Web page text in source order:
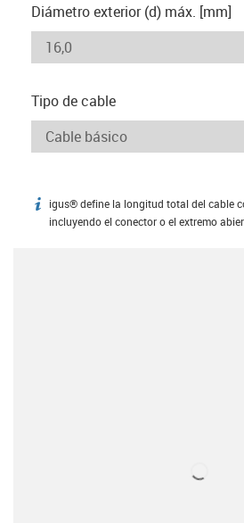
Diámetro exterior (d) máx. [mm]
Tipo de cable
igus-icon-info
igus® define la longitud total del cable
incluyendo el conector o el extremo